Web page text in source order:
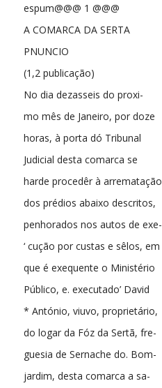
espum@@@ 1 @@@
A COMARCA DA SERTA
PNUNCIO
(1,2 publicação)
No dia dezasseis do proxi-
mo mês de Janeiro, por doze
horas, à porta dó Tribunal
Judicial desta comarca se
harde procedêr à arrematação
dos prédios abaixo descritos,
penhorados nos autos de exe-
‘ cução por custas e sêlos, em
que é exequente o Ministério
Público, e. executado’ David
* António, viuvo, proprietário,
do logar da Fóz da Sertã, fre-
guesia de Sernache do. Bom-
jardim, desta comarca a sa-